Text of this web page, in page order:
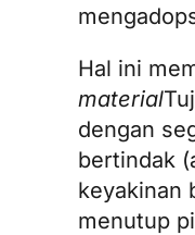
Hal ini
material
dengan
bertindak
keyakinan
menutup